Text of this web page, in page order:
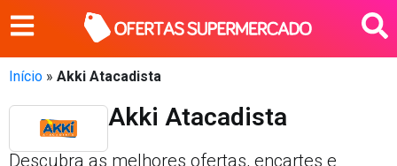
Início » Akki Atacadista
Akki Atacadista
Descubra as melhores ofertas, encartes e